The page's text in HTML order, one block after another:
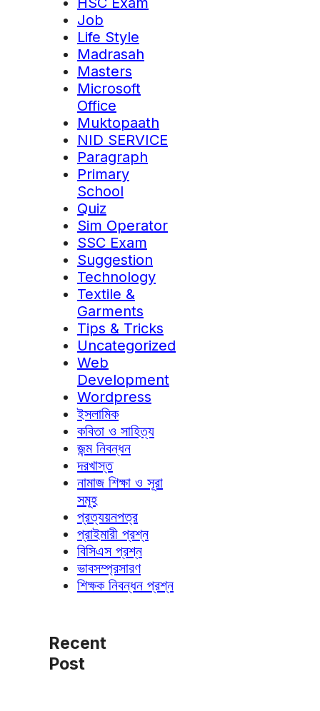
Job
Life Style
Madrasah
Masters
Microsoft
Office
Muktopaath
NID SERVICE
Paragraph
Primary
School
Quiz
Sim Operator
SSC Exam
Suggestion
Technology
Textile &
Garments
Tips & Tricks
Uncategorized
Web
Development
Wordpress
ইসলামিক
কবিতা ও সাহিত্য
জন্ম নিবন্ধন
দরখাস্ত
নামাজ শিক্ষা ও সূরা
সমূহ
প্রত্যয়নপত্র
প্রাইমারী প্রশ্ন
বিসিএস প্রশ্ন
ভাবসম্প্রসারণ
শিক্ষক নিবন্ধন প্রশ্ন
Recent
Post